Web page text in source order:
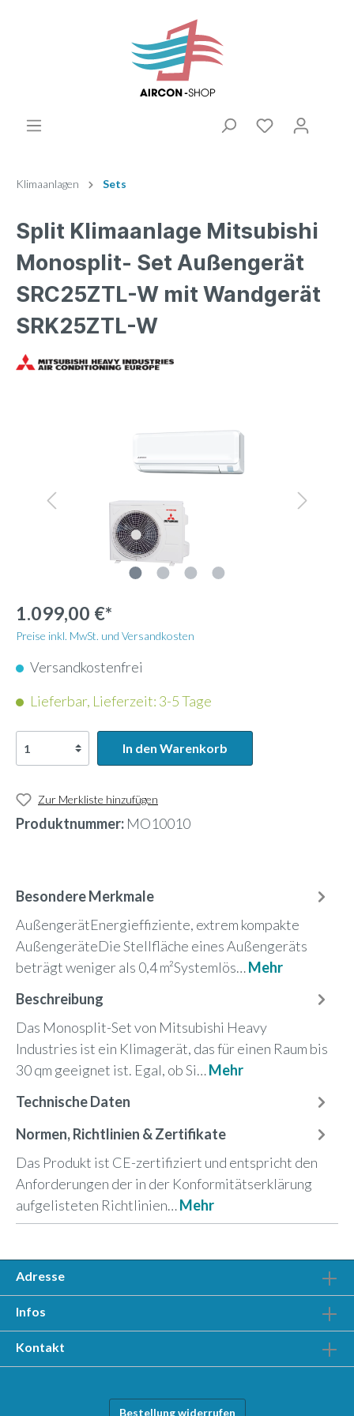
Klimaanlagen Sets
Split Klimaanlage Mitsubishi
Monosplit- Set Außengerät
SRC25ZTL-W mit Wandgerät
SRK25ZTL-W
1.099,00 €*
Preise inkl. MwSt. und Versandkosten
Versandkostenfrei
Lieferbar, Lieferzeit: 3-5 Tage
In den Warenkorb
Zur Merkliste hinzufügen
Produktnummer: MO10010
Besondere Merkmale
AußengerätEnergieffiziente, extrem kompakte
AußengeräteDie Stellfläche eines Außengeräts
beträgt weniger als 0,4 m²Systemlös…Mehr
Beschreibung
Das Monosplit-Set von Mitsubishi Heavy
Industries ist ein Klimagerät, das für einen Raum bis
30 qm geeignet ist. Egal, ob Si…Mehr
Technische Daten
Normen, Richtlinien & Zertifikate
Das Produkt ist CE-zertifiziert und entspricht den
Anforderungen der in der Konformitätserklärung
aufgelisteten Richtlinien…Mehr
Adresse
Infos
Kontakt
Bestellung widerrufen